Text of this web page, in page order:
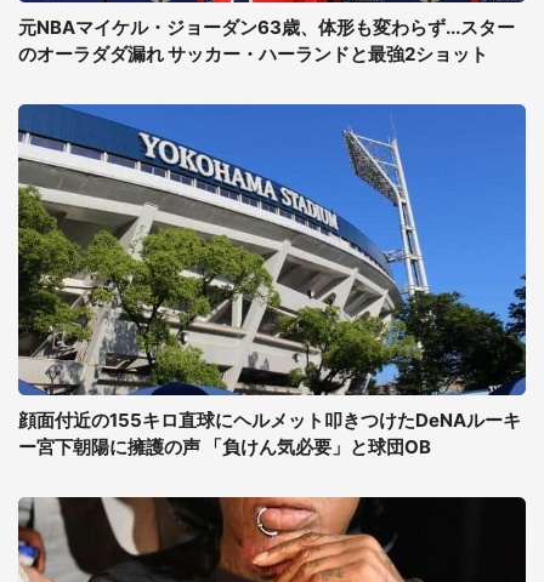
元NBAマイケル・ジョーダン63歳、体形も変わらず...スター
のオーラダダ漏れ サッカー・ハーランドと最強2ショット
顔面付近の155キロ直球にヘルメット叩きつけたDeNAルーキ
ー宮下朝陽に擁護の声 「負けん気必要」と球団OB